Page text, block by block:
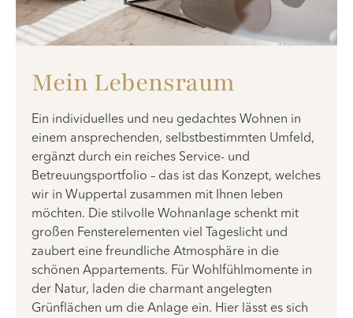
Mein Lebensraum
Ein individuelles und neu gedachtes Wohnen in
einem ansprechenden, selbstbestimmten Umfeld,
ergänzt durch ein reiches Service- und
Betreuungsportfolio – das ist das Konzept, welches
wir in Wuppertal zusammen mit Ihnen leben
möchten. Die stilvolle Wohnanlage schenkt mit
großen Fensterelementen viel Tageslicht und
zaubert eine freundliche Atmosphäre in die
schönen Appartements. Für Wohlfühlmomente in
der Natur, laden die charmant angelegten
Grünflächen um die Anlage ein. Hier lässt es sich